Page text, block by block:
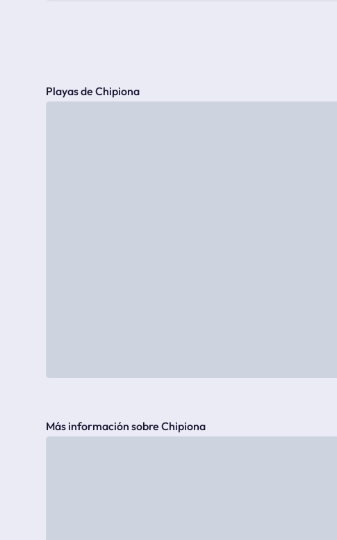
Playas de Chipiona
Más información sobre Chipiona